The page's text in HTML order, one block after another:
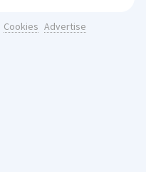
Cookies Advertise